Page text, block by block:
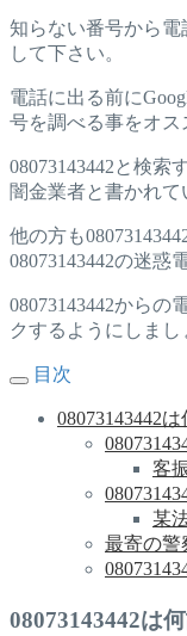
知らない番号から
して下さい。
電話に出る前に
号を調べる事をオス
08073143442と検索
闇金業者と書かれて
他の方も
08073143442の迷惑
08073143442からの
クするようにしまし
目次
08073143442
客
某
最寄の警
08073143442は